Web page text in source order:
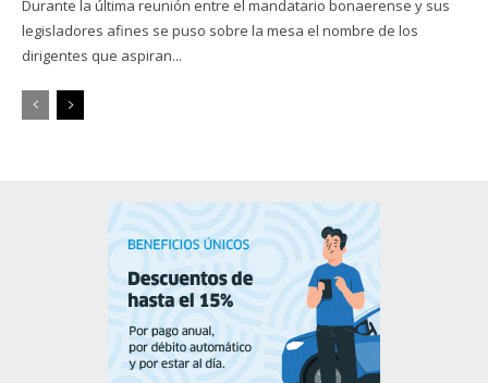
Durante la última reunión entre el mandatario bonaerense y sus
legisladores afines se puso sobre la mesa el nombre de los
dirigentes que aspiran...